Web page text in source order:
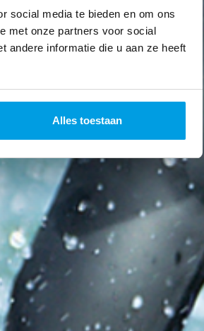
social media te bieden en om ons
met onze partners voor social
andere informatie die u aan ze heeft
Alles toestaan